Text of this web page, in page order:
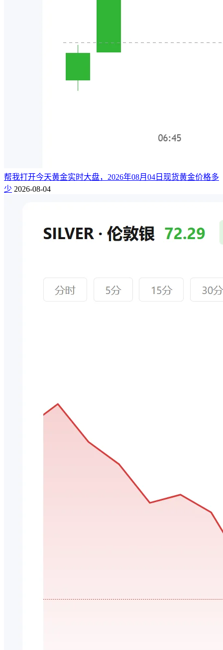
帮我打开今天黄金实时大盘，2026年08月04日现货黄金价格多
少 2026-08-04